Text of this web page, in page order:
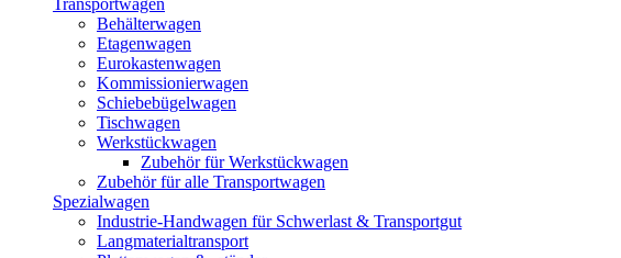
Transportwagen
Behälterwagen
Etagenwagen
Eurokastenwagen
Kommissionierwagen
Schiebebügelwagen
Tischwagen
Werkstückwagen
Zubehör für Werkstückwagen
Zubehör für alle Transportwagen
Spezialwagen
Industrie-Handwagen für Schwerlast & Transportgut
Langmaterialtransport